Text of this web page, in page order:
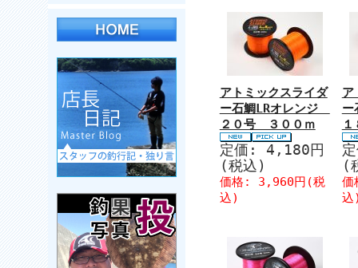
アトミックスライダ
ー石鯛LRオレンジ
２０号 ３００ｍ
定価: 4,180円
(税込)
価格: 3,960円(税
込)
ア
(